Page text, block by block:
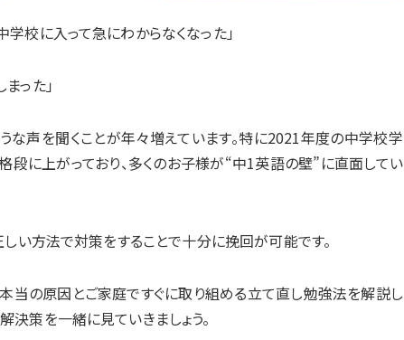
校に入って急にわからなくなった」
った」
な声を聞くことが年々増えています。特に2021年度の中学校学
に上がっており、多くのお子様が“中1英語の壁”に直面してい
しい方法で対策をすることで十分に挽回が可能です。
当の原因とご家庭ですぐに取り組める立て直し勉強法を解説し
決策を一緒に見ていきましょう。